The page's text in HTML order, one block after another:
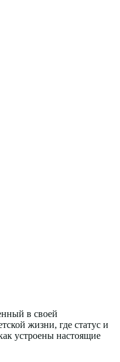
в своей
жизни, где статус и
устроены настоящие